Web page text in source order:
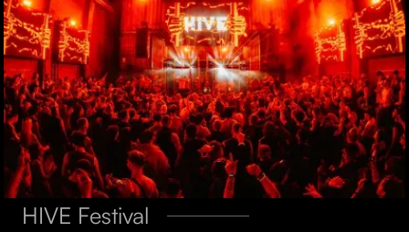
HIVE Festival